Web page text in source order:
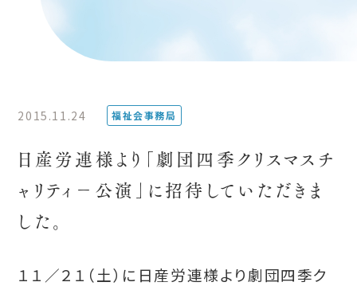
2015.11.24 福祉会事務局
日産労連様より「劇団四季クリスマスチ
ャリティ－公演」に招待していただきま
した。
１１／２１（土）に日産労連様より劇団四季ク